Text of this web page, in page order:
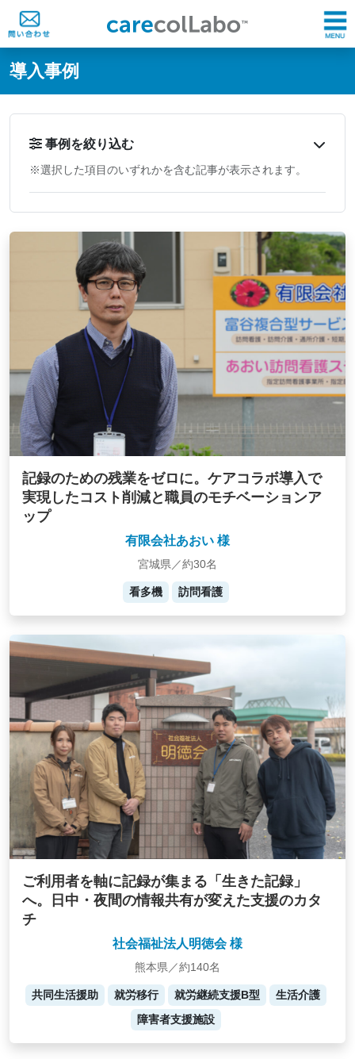
@ -0,0 +1,60 @@
導入事例
事例を絞り込む
※選択した項目のいずれかを含む記事が表示されます。
記録のための残業をゼロに。ケアコラボ導入で
実現したコスト削減と職員のモチベーションア
ップ
有限会社あおい 様
宮城県／約30名
看多機 訪問看護
ご利用者を軸に記録が集まる「生きた記録」
へ。日中・夜間の情報共有が変えた支援のカタ
チ
社会福祉法人明徳会 様
熊本県／約140名
共同生活援助 就労移行 就労継続支援B型
生活介護
障害者支援施設